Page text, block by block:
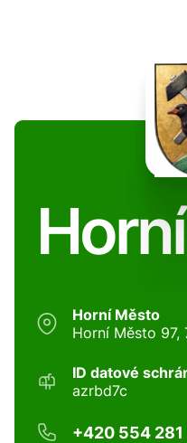
Horní Město
Horní Město
ID datové
azrbd7c
+420 554